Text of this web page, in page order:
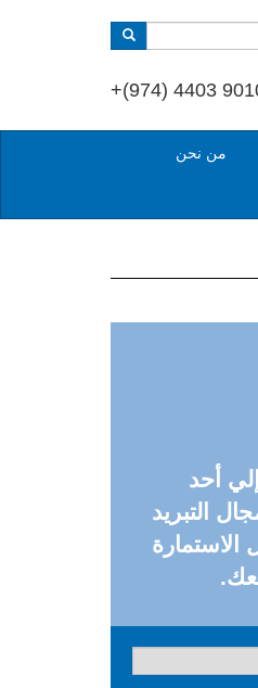
+(974) 4403
من نحن
أحد
التبريد
الاستمارة